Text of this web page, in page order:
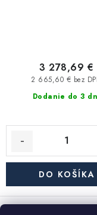
Dodanie do 3
2 665,60 € bez
3 278,69 €
DO KOŠÍKA